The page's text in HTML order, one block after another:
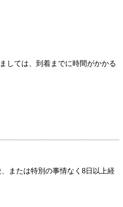
しては、到着までに時間がかかる
または特別の事情なく8日以上経